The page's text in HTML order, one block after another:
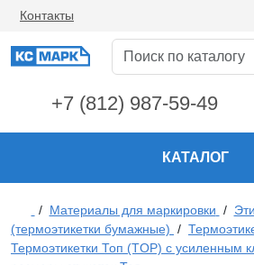
Контакты
+7 (812) 987-59-49
КАТАЛОГ
/ Материалы для маркировки /
(термоэтикетки бумажные) /
Термоэтикетки Топ (TOP) с усиленным